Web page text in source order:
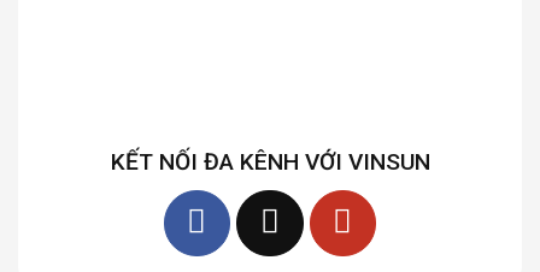
KẾT NỐI ĐA KÊNH VỚI VINSUN